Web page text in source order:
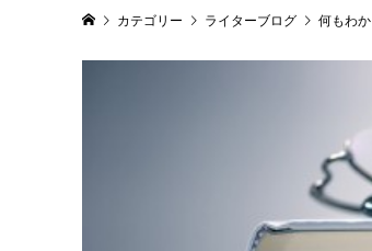
カテゴリー ライターブログ 何もわ